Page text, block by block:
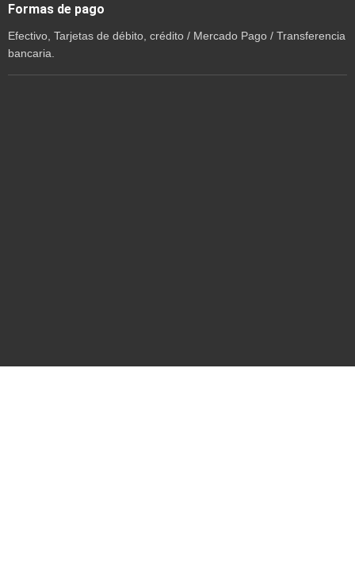
Formas de pago
Efectivo, Tarjetas de débito, crédito / Mercado Pago / Transferencia
bancaria.